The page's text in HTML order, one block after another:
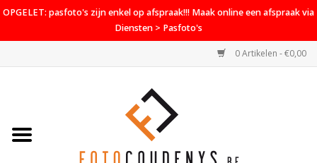
OPGELET: pasfoto's zijn enkel op afspraak!!! Maak online een afspraak via
Diensten > Pasfoto's
0 Artikelen - €0,00
Home